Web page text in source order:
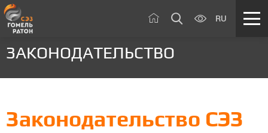
RU
ЗАКОНОДАТЕЛЬСТВО
Законодательство СЭЗ